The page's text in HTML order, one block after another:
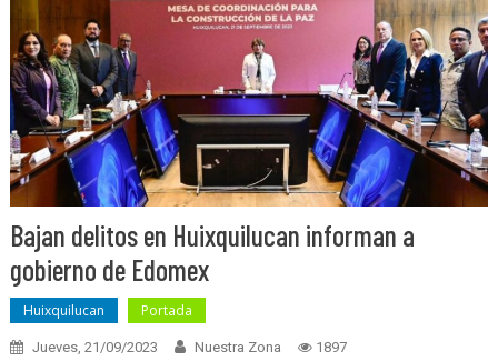
Bajan delitos en Huixquilucan informan a
gobierno de Edomex
Huixquilucan Portada
Jueves, 21/09/2023 Nuestra Zona 1897